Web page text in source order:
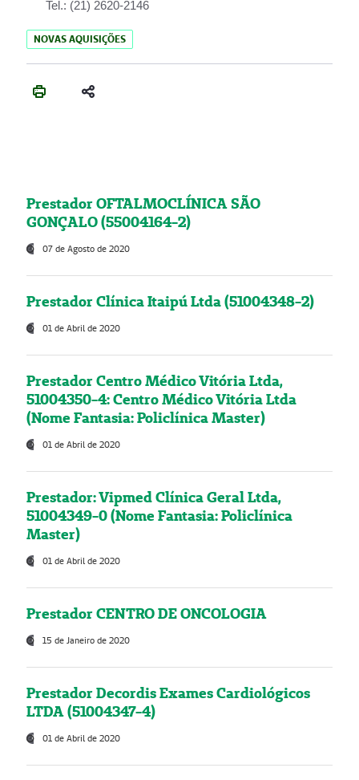
Tel.: (21) 2620-2146
NOVAS AQUISIÇÕES
Prestador OFTALMOCLÍNICA SÃO
GONÇALO (55004164-2)
07 de Agosto de 2020
Prestador Clínica Itaipú Ltda (51004348-2)
01 de Abril de 2020
Prestador Centro Médico Vitória Ltda,
51004350-4: Centro Médico Vitória Ltda
(Nome Fantasia: Policlínica Master)
01 de Abril de 2020
Prestador: Vipmed Clínica Geral Ltda,
51004349-0 (Nome Fantasia: Policlínica
Master)
01 de Abril de 2020
Prestador CENTRO DE ONCOLOGIA
15 de Janeiro de 2020
Prestador Decordis Exames Cardiológicos
LTDA (51004347-4)
01 de Abril de 2020